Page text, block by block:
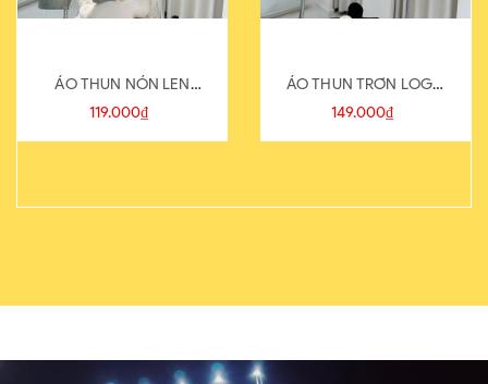
ÁO THUN NÓN LEN
821-1
119.000₫
ÁO THUN TRƠN LOGO
SAU
149.000₫